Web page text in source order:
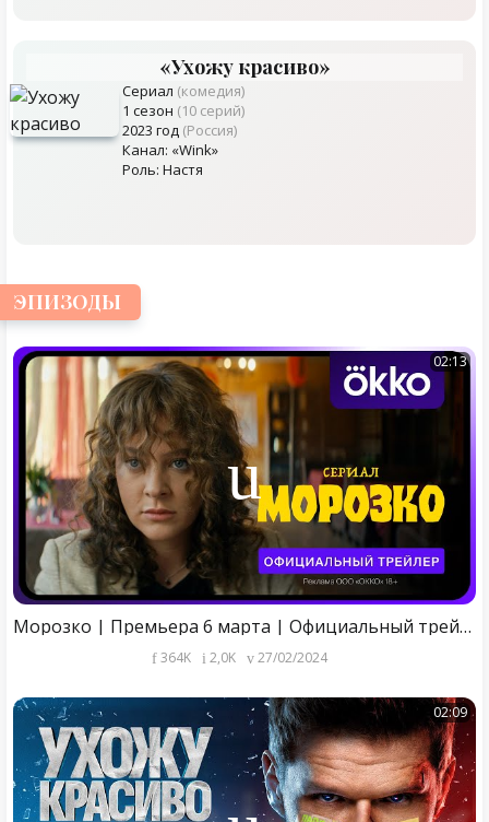
«Ухожу красиво»
Сериал (комедия)
1 сезон (10 серий)
2023 год (Россия)
Канал: «Wink»
Роль: Настя
ЭПИЗОДЫ
02:13
Морозко | Премьера 6 марта | Официальный трейлер
364K 2,0K 27/02/2024
02:09